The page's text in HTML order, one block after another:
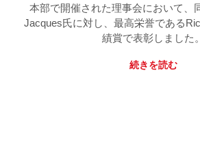
本部で開催された理事会において、
Jacques氏に対し、最高栄誉である
績賞で表彰しました。
続きを読む